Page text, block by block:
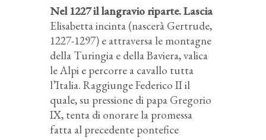
Nel 1227 il langravio riparte. Lascia
Elisabetta incinta (nascerà Gertrude,
1227-1297) e attraversa le montagne
della Turingia e della Baviera, valica
le Alpi e percorre a cavallo tutta
l’Italia. Raggiunge Federico II il
quale, su pressione di papa Gregorio
IX, tenta di onorare la promessa
fatta al precedente pontefice